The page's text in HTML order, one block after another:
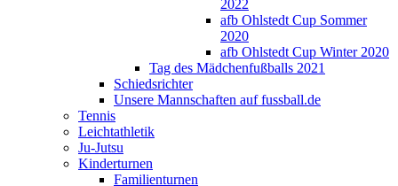
2022
afb Ohlstedt Cup Sommer
2020
afb Ohlstedt Cup Winter 2020
Tag des Mädchenfußballs 2021
Schiedsrichter
Unsere Mannschaften auf fussball.de
Tennis
Leichtathletik
Ju-Jutsu
Kinderturnen
Familienturnen